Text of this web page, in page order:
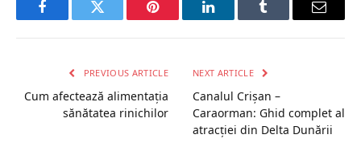
FacebookTwitter Pinterest LinkedInTumblr Email
PREVIOUS ARTICLE
Cum afectează alimentația
sănătatea rinichilor
NEXT ARTICLE
Canalul Crișan –
Caraorman: Ghid complet al
atracției din Delta Dunării